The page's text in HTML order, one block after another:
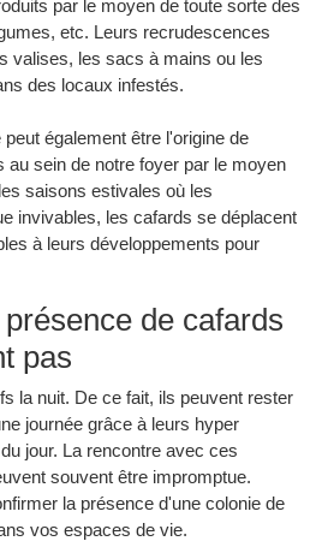
par le moyen de toute sorte des
etc. Leurs recrudescences
valises, les sacs à mains ou les
des locaux infestés.
également être l'origine de
au sein de notre foyer par le moyen
saisons estivales où les
invivables, les cafards se déplacent
à leurs développements pour
de cafards
pas
la nuit. De ce fait, ils peuvent rester
journée grâce à leurs hyper
jour. La rencontre avec ces
souvent être impromptue.
la présence d'une colonie de
vos espaces de vie.